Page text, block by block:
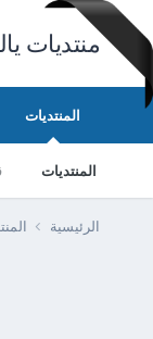
منتديات
المنتديات
المنتديات
الرئيسية